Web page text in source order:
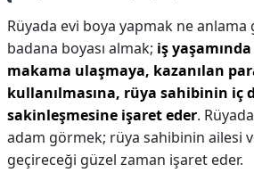
Rüyada evi boya yapmak ne anlama
badana boyası almak; iş
makama ulaşmaya, kazanılan
kullanılmasına, rüya sahibinin iç
sakinleşmesine işaret eder.
adam görmek; rüya sahibinin ailesi
geçireceği güzel zaman işaret eder.